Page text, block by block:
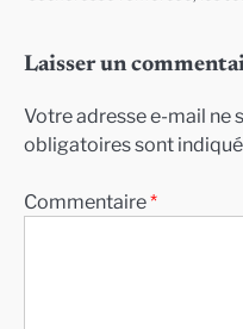
Laisser un
Votre adresse e-mail ne
obligatoires sont
Commentaire*